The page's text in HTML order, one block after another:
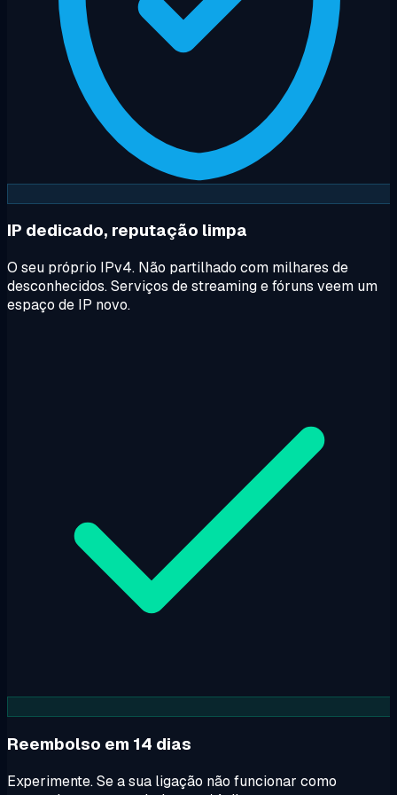
IP dedicado, reputação limpa
O seu próprio IPv4. Não partilhado com milhares de
desconhecidos. Serviços de streaming e fóruns veem um
espaço de IP novo.
Reembolso em 14 dias
Experimente. Se a sua ligação não funcionar como